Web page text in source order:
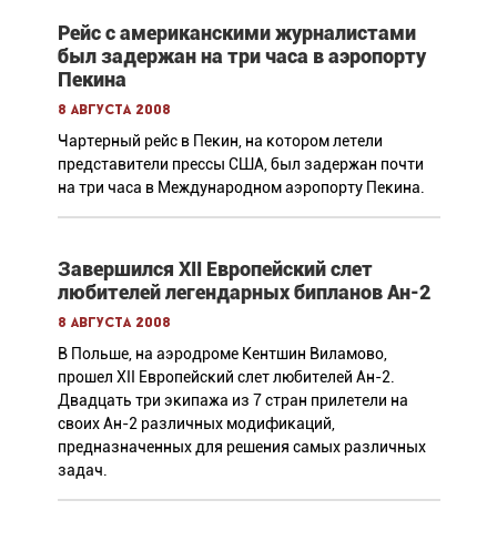
Рейс с американскими журналистами
был задержан на три часа в аэропорту
Пекина
8 августа 2008
Чартерный рейс в Пекин, на котором летели
представители прессы США, был задержан почти
на три часа в Международном аэропорту Пекина.
Завершился XII Европейский слет
любителей легендарных бипланов Ан-2
8 августа 2008
B Польше, на аэродроме Кентшин Виламово,
прошел XII Европейский слет любителей Ан-2.
Двадцать три экипажа из 7 стран прилетели на
своих Ан-2 различных модификаций,
предназначенных для решения самых различных
задач.